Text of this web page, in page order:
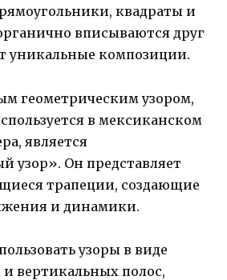
квадраты и
вписываются друг
уникальные композиции.
геометрическим узором,
в мексиканском
является
узор». Он представляет
трапеции, создающие
и динамики.
узоры в виде
вертикальных полос,